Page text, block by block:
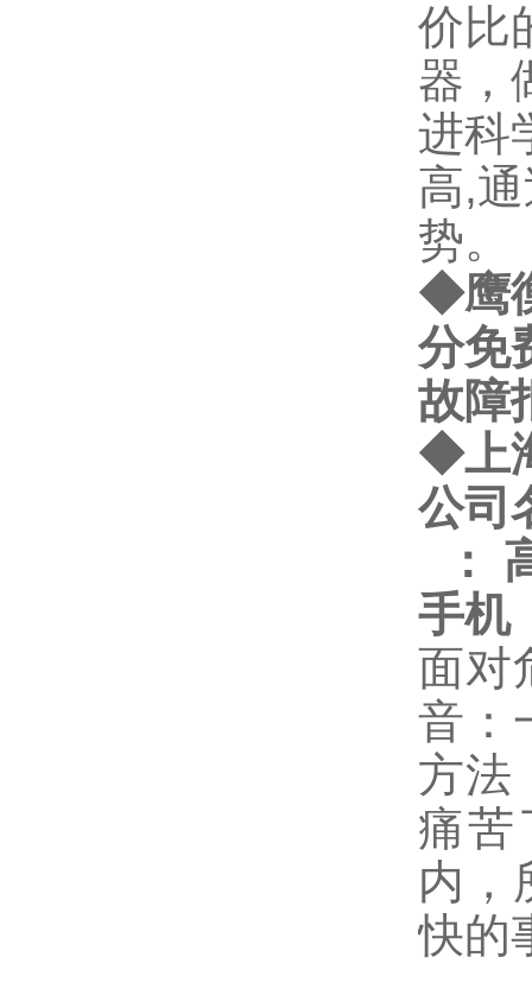
价比
器，
进科
高,
势。
◆鹰
分免
故障
◆上
公司
：
手机
面对
音：
方法
痛苦
内，
快的